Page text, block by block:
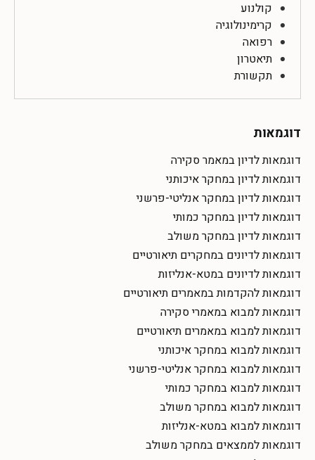
קולנוע
קרימינולוגיה
רפואה
תיאטרון
תקשורת
דוגמאות
דוגמאות לדיון במאמר סקירה
דוגמאות לדיון במחקר איכותני
דוגמאות לדיון במחקר אנליטי-פרשני
דוגמאות לדיון במחקר כמותי
דוגמאות לדיון במחקר משולב
דוגמאות לדיונים במחקרים תיאורטיים
דוגמאות לדיונים במטא-אנליזות
דוגמאות להקדמות במאמרים תיאורטיים
דוגמאות למבוא במאמרי סקירה
דוגמאות למבוא במאמרים תיאורטיים
דוגמאות למבוא במחקר איכותני
דוגמאות למבוא במחקר אנליטי-פרשני
דוגמאות למבוא במחקר כמותי
דוגמאות למבוא במחקר משולב
דוגמאות למבוא במטא-אנליזות
דוגמאות לממצאים במחקר משולב